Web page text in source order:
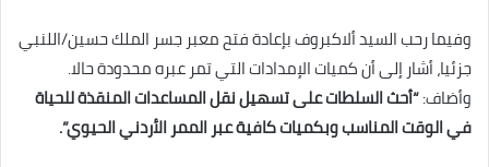
وفيما رحب السيد ألاكبروف بإعادة فتح معبر جسر الملك حسين/اللنبي
جزئيا، أشار إلى أن كميات الإمدادات التي تمر عبره محدودة حالا.
وأضاف:“أحث السلطات على تسهيل نقل المساعدات المنقذة للحياة
في الوقت المناسب وبكميات كافية عبر الممر الأردني الحيوي”.